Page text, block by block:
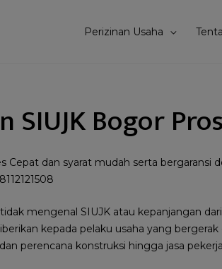
Perizinan Usaha
SIUJK Bogor
Cepat dan syarat mudah serta bergaransi
mengenal SIUJK atau kepanjangan
kepada pelaku usaha yang bergerak
perencana konstruksi hingga jasa